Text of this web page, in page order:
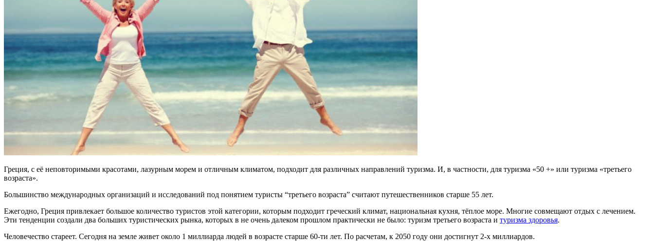
Греция, с её неповторимыми красотами, лазурным морем и отличным климатом, подходит для различных направлений туризма. И, в частности, для туризма «50 +» или туризма «третьего
возраста».
Большинство международных организаций и исследований под понятием туристы “третьего возраста” считают путешественников старше 55 лет.
Ежегодно, Греция привлекает большое количество туристов этой категории, которым подходит греческий климат, национальная кухня, тёплое море. Многие совмещают отдых с лечением.
Эти тенденции создали два больших туристических рынка, которых в не очень далеком прошлом практически не было: туризм третьего возраста и туризма здоровья.
Человечество стареет. Сегодня на земле живет около 1 миллиарда людей в возрасте старше 60-ти лет. По расчетам, к 2050 году они достигнут 2-х миллиардов.